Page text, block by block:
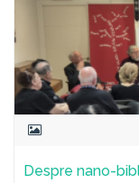
Despre nano-